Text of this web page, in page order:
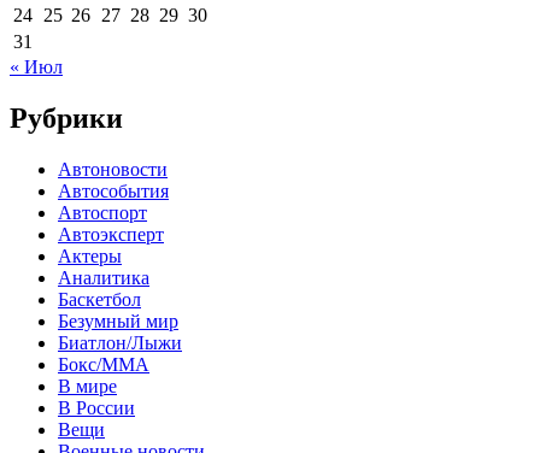
24 25 26 27 28 29 30
31
« Июл
Рубрики
Автоновости
Автособытия
Автоспорт
Автоэксперт
Актеры
Аналитика
Баскетбол
Безумный мир
Биатлон/Лыжи
Бокс/MMA
В мире
В России
Вещи